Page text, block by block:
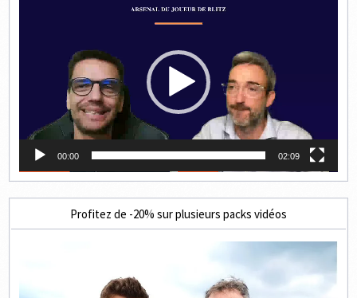
00:00 02:09
Profitez de -20% sur plusieurs packs vidéos